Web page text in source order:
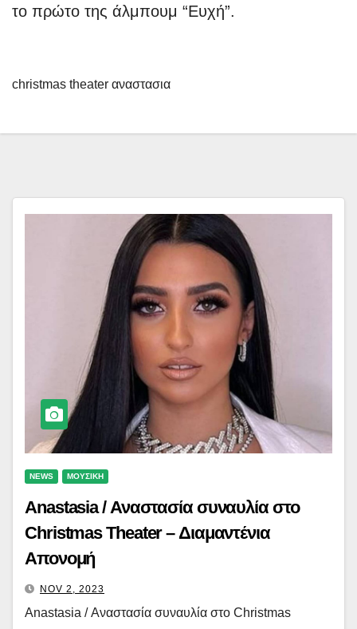
το πρώτο της άλμπουμ “Ευχή”.
christmas theater αναστασια
NEWS ΜΟΥΣΙΚΗ
Anastasia / Αναστασία συναυλία στο
Christmas Theater – Διαμαντένια
Απονομή
NOV 2, 2023
Anastasia / Αναστασία συναυλία στο Christmas